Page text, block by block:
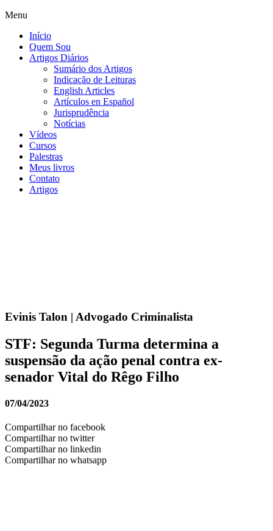
Menu
Início
Quem Sou
Artigos Diários
Sumário dos Artigos
Indicação de Leituras
English Articles
Artículos en Español
Jurisprudência
Notícias
Vídeos
Cursos
Palestras
Meus livros
Contato
Artigos
Evinis Talon | Advogado Criminalista
STF: Segunda Turma determina a
suspensão da ação penal contra ex-
senador Vital do Rêgo Filho
07/04/2023
Compartilhar no facebook
Compartilhar no twitter
Compartilhar no linkedin
Compartilhar no whatsapp